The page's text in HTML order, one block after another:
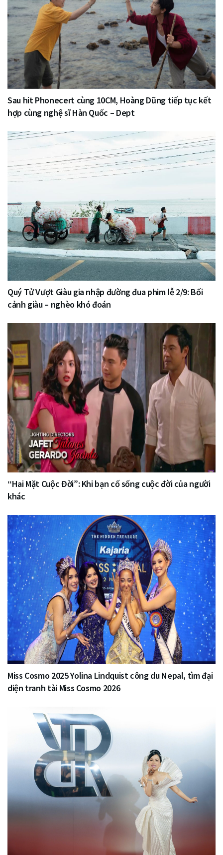
Sau hit Phonecert cùng 10CM, Hoàng Dũng tiếp tục kết
hợp cùng nghệ sĩ Hàn Quốc – Dept
Quý Tử Vượt Giàu gia nhập đường đua phim lễ 2/9: Bối
cảnh giàu – nghèo khó đoán
“Hai Mặt Cuộc Đời”: Khi bạn cố sống cuộc đời của người
khác
Miss Cosmo 2025 Yolina Lindquist công du Nepal, tìm đại
diện tranh tài Miss Cosmo 2026